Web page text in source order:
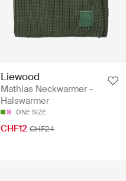
Liewood
Mathias Neckwarmer -
Halswärmer
ONE SIZE
CHF12 CHF24